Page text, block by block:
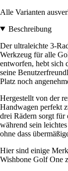
Alle Varianten
Beschreibung
Der ultraleichte 3-
Werkzeug für alle
entworfen, hebt sich
seine
Platz noch
Hergestellt von der
Handwagen perfekt
drei Rädern sorgt für
während sein
ohne dass
Hier sind einige
Wishbone Golf One